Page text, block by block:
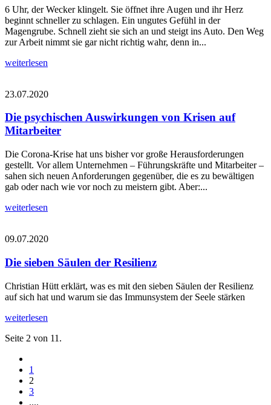
6 Uhr, der Wecker klingelt. Sie öffnet ihre Augen und ihr Herz
beginnt schneller zu schlagen. Ein ungutes Gefühl in der
Magengrube. Schnell zieht sie sich an und steigt ins Auto. Den Weg
zur Arbeit nimmt sie gar nicht richtig wahr, denn in...
weiterlesen
23.07.2020
Die psychischen Auswirkungen von Krisen auf
Mitarbeiter
Die Corona-Krise hat uns bisher vor große Herausforderungen
gestellt. Vor allem Unternehmen – Führungskräfte und Mitarbeiter –
sahen sich neuen Anforderungen gegenüber, die es zu bewältigen
gab oder nach wie vor noch zu meistern gibt. Aber:...
weiterlesen
09.07.2020
Die sieben Säulen der Resilienz
Christian Hütt erklärt, was es mit den sieben Säulen der Resilienz
auf sich hat und warum sie das Immunsystem der Seele stärken
weiterlesen
Seite 2 von 11.
1
2
3
....